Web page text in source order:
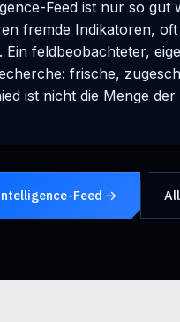
Feed ist nur so gut
fremde Indikatoren,
Ein feldbeobachteter,
frische,
ist nicht die Menge
Feed →